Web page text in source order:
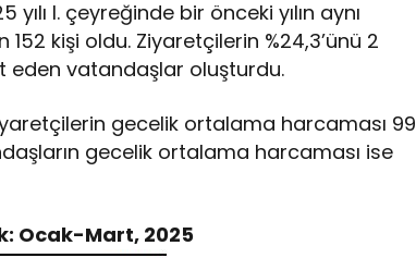
yılı I. çeyreğinde bir önceki yılın aynı
kişi oldu. Ziyaretçilerin %24,3’ünü 2
eden vatandaşlar oluşturdu.
gecelik ortalama harcaması 99
gecelik ortalama harcaması ise
Ocak-Mart, 2025